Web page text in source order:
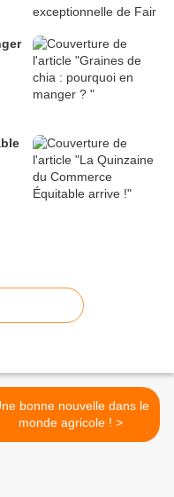
bonne nouvelle dans le
monde agricole ! >